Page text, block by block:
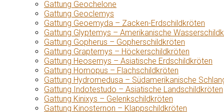
Gattung Geochelone
Gattung Geoclemys
Gattung Geoemyda – Zacken-Erdschildkröten
Gattung Glyptemys – Amerikanische
Gattung Gopherus – Gopherschildkröten
Gattung Graptemys – Höckerschildkröten
Gattung Heosemys – Asiatische Erdschildkröten
Gattung Homopus – Flachschildkröten
Gattung Hydromedusa – Südamerikanische
Gattung Indotestudo – Asiatische Landschildkröten
Gattung Kinixys – Gelenkschildkröten
Gattung Kinosternon – Klappschildkröten